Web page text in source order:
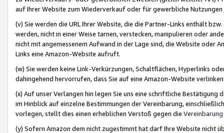
auf Ihrer Website zum Wiederverkauf oder für gewerbliche
(v) Sie werden die URL Ihrer Website, die die Partner-Links enthält
werden, nicht in einer Weise tarnen, verstecken, manipulieren oder
nicht mit angemessenem Aufwand in der Lage sind, die Website oder
Links eine Amazon-Website aufruft.
(w) Sie werden keine Link-Verkürzungen, Schaltflächen, Hyperlinks
dahingehend hervorrufen, dass Sie auf eine Amazon-Website
(x) Auf unser Verlangen hin legen Sie uns eine schriftliche
im Hinblick auf einzelne Bestimmungen der Vereinbarung,
vorlegen, stellt dies einen erheblichen Verstoß gegen die Vereinbarung
(y) Sofern Amazon dem nicht zugestimmt hat darf Ihre Website nicht